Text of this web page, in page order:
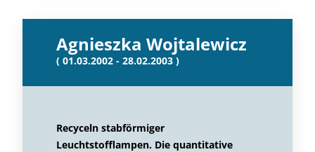
Agnieszka Wojtalewicz
( 01.03.2002 - 28.02.2003 )
Recyceln stabförmiger
Leuchtstofflampen. Die quantitative